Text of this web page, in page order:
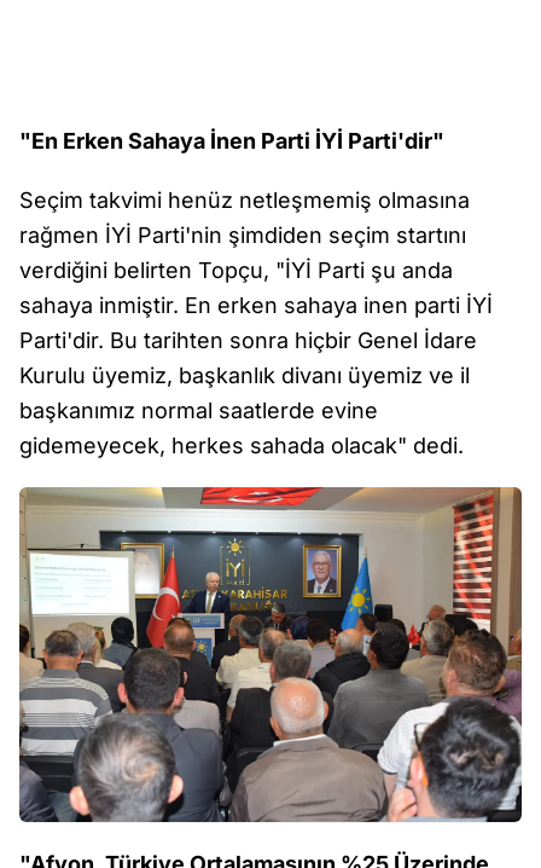
"En Erken Sahaya İnen Parti İYİ Parti'dir"
Seçim takvimi henüz netleşmemiş olmasına
rağmen İYİ Parti'nin şimdiden seçim startını
verdiğini belirten Topçu, "İYİ Parti şu anda
sahaya inmiştir. En erken sahaya inen parti İYİ
Parti'dir. Bu tarihten sonra hiçbir Genel İdare
Kurulu üyemiz, başkanlık divanı üyemiz ve il
başkanımız normal saatlerde evine
gidemeyecek, herkes sahada olacak" dedi.